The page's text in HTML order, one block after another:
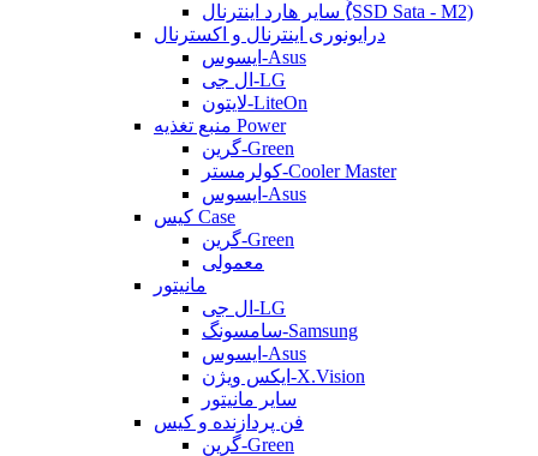
سایر هارد اینترنال (ُُُِSSD Sata - M2)
درایونوری اینترنال و اکسترنال
ایسوس-Asus
ال جی-LG
لایتون-LiteOn
منبع تغذیه Power
گرین-Green
کولرمستر-Cooler Master
ایسوس-Asus
کیس Case
گرین-Green
معمولی
مانیتور
ال جی-LG
سامسونگ-Samsung
ایسوس-Asus
ایکس ویژن-X.Vision
سایر مانیتور
فن پردازنده و کیس
گرین-Green